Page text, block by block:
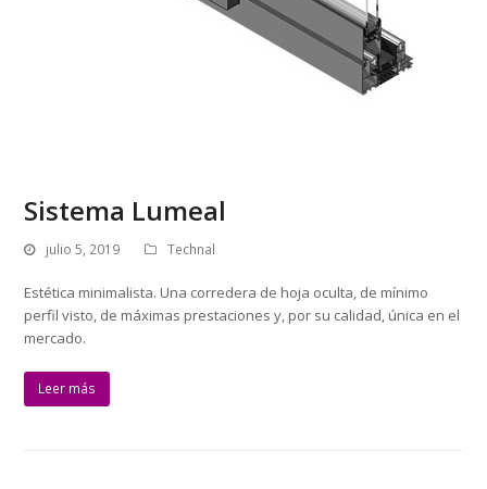
Sistema Lumeal
julio 5, 2019 Technal
Estética minimalista. Una corredera de hoja oculta, de mínimo
perfil visto, de máximas prestaciones y, por su calidad, única en el
mercado.
Leer más